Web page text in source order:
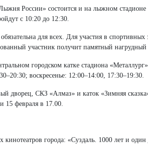
России» состоится и на лыжном
с 10:20 до 12:30.
для всех. Для участия в
участник получит памятный
городском катке стадиона
воскресенье: 12:00–14:00, 17:30–19:30.
дворец, СКЗ «Алмаз» и каток «Зимняя
15 февраля в 17.00.
города: «Суздаль. 1000 лет и